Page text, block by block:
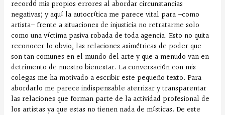
recordó mis propios errores al abordar circunstancias
negativas; y aquí la autocrítica me parece vital para –como
artista– frente a situaciones de injusticia no retratarme solo
como una víctima pasiva robada de toda agencia. Esto no quita
reconocer lo obvio, las relaciones asimétricas de poder que
son tan comunes en el mundo del arte y que a menudo van en
detrimento de nuestro bienestar. La conversación con mis
colegas me ha motivado a escribir este pequeño texto. Para
abordarlo me parece indispensable aterrizar y transparentar
las relaciones que forman parte de la actividad profesional de
los artistas ya que estas no tienen nada de místicas. De este